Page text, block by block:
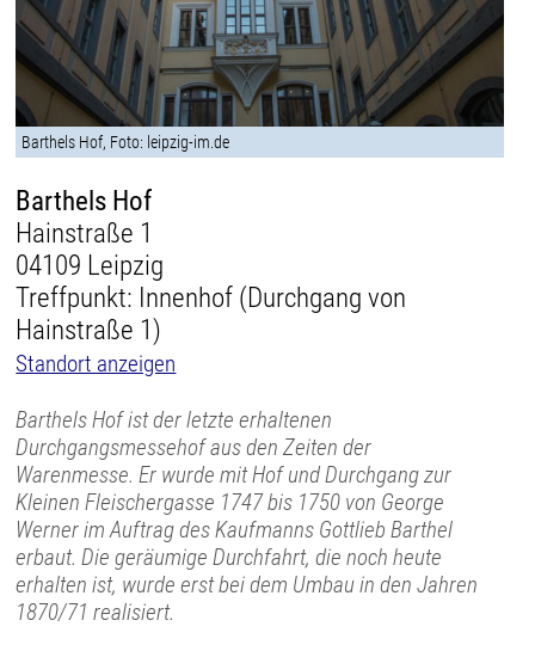
Barthels Hof, Foto: leipzig-im.de
Barthels Hof
Hainstraße 1
04109 Leipzig
Treffpunkt: Innenhof (Durchgang von
Hainstraße 1)
Standort anzeigen
Barthels Hof ist der letzte erhaltenen
Durchgangsmessehof aus den Zeiten der
Warenmesse. Er wurde mit Hof und Durchgang zur
Kleinen Fleischergasse 1747 bis 1750 von George
Werner im Auftrag des Kaufmanns Gottlieb Barthel
erbaut. Die geräumige Durchfahrt, die noch heute
erhalten ist, wurde erst bei dem Umbau in den Jahren
1870/71 realisiert.